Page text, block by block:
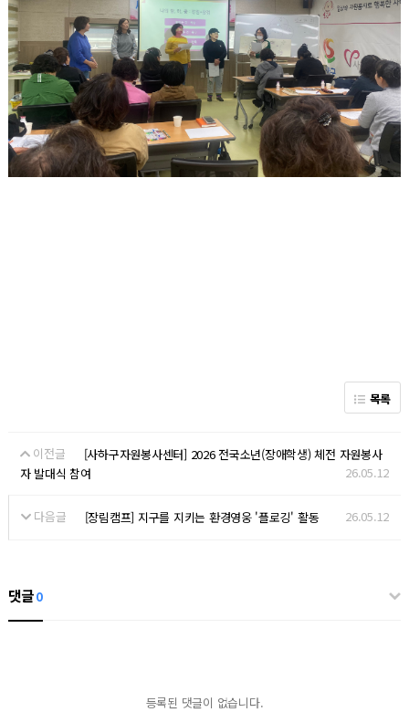
목록
이전글
[사하구자원봉사센터] 2026 전국소년(장애학생) 체전 자원봉사
자 발대식 참여
26.05.12
다음글 [장림캠프] 지구를 지키는 환경영웅 '플로깅' 활동 26.05.12
댓글0
등록된 댓글이 없습니다.